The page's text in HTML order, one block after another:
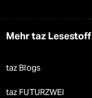
Mehr taz Lesestoff
taz Blogs
taz FUTURZWEI